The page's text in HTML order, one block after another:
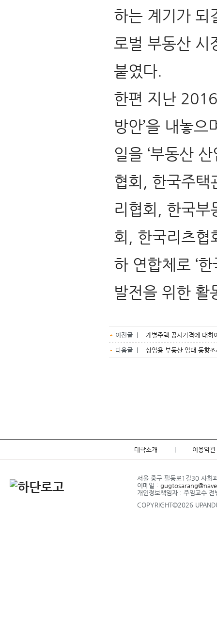
하는 계기가 되
로벌 부동산 시
붙였다.
한편 지난
방안’을 내놓
일을 ‘부동산
협회, 한국주택
리협회, 한국부
회, 한국리츠협
하 연합체로 ‘
발전을 위한 활
이전글 | 개별주택 공시가격에 대하
다음글 | 상업용 부동산 임대 동향
대학소개 이용약관
서울 중구 필동로1길30
이메일 :
개인정보책임자 : 주임교수
COPYRIGHT©2026